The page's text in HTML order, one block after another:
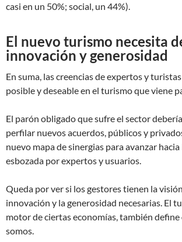
casi en un 50%; social, un 44%).
El nuevo turismo necesita
innovación y generosidad
En suma, las creencias de expertos y
posible y deseable en el turismo que viene
El parón obligado que sufre el sector
perfilar nuevos acuerdos, públicos y
nuevo mapa de sinergias para avanzar
esbozada por expertos y usuarios.
Queda por ver si los gestores tienen la
innovación y la generosidad necesarias. El
motor de ciertas economías, también define
somos.